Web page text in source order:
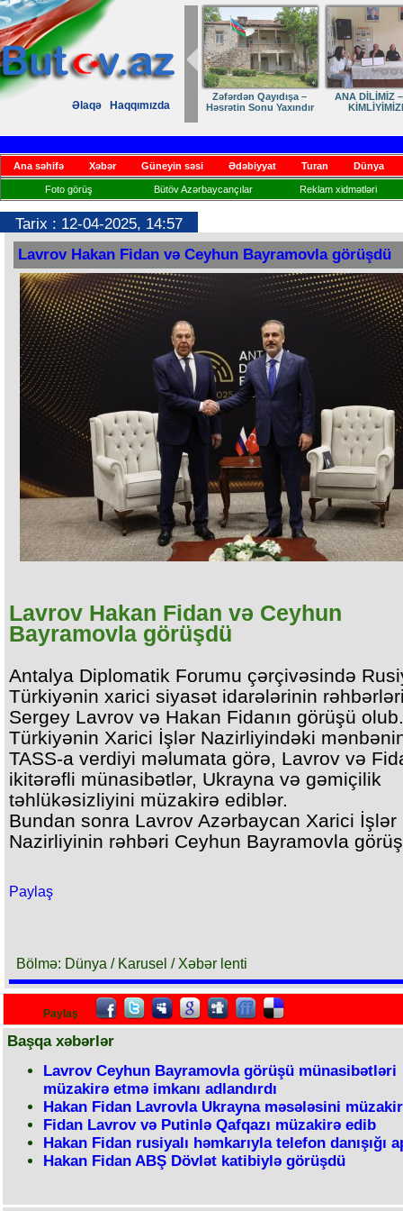
Əlaqə Haqqımızda
Zəfərdən Qayıdışa –
Həsrətin Sonu Yaxındır
ANA DİLİMİZ
Ana səhifə Xəbər Güneyin səsi Ədəbiyyat Turan Dünya
Foto görüş Bütöv Azərbaycançılar Reklam xidmətləri
Tarix : 12-04-2025, 14:57
Lavrov Hakan Fidan və Ceyhun Bayramovla görüşdü
Lavrov Hakan Fidan və Ceyhun
Bayramovla görüşdü
Antalya Diplomatik Forumu çərçivəsində
Türkiyənin xarici siyasət idarələrinin
Sergey Lavrov və Hakan Fidanın görüşü olub.
Türkiyənin Xarici İşlər Nazirliyindəki
TASS-a verdiyi məlumata görə, Lavrov və
ikitərəfli münasibətlər, Ukrayna və gəmiçilik
təhlükəsizliyini müzakirə ediblər.
Bundan sonra Lavrov Azərbaycan Xarici İşlər
Nazirliyinin rəhbəri Ceyhun Bayramovla
Paylaş
Bölmə: Dünya / Karusel / Xəbər lenti
Paylaş
Başqa xəbərlər
Lavrov Ceyhun Bayramovla görüşü münasibətləri
müzakirə etmə imkanı adlandırdı
Hakan Fidan Lavrovla Ukrayna məsələsini
Fidan Lavrov və Putinlə Qafqazı müzakirə edib
Hakan Fidan rusiyalı həmkarıyla telefon danışığı
Hakan Fidan ABŞ Dövlət katibiylə görüşdü